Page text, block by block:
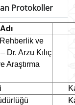
Protokoller
ve
Dr. Arzu Kılıç
Araştırma